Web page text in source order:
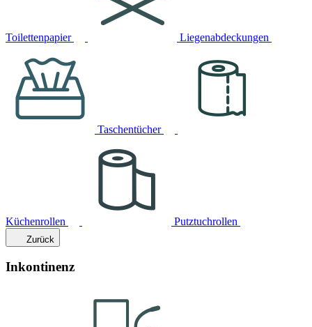
Toilettenpapier Liegenabdeckungen
Taschentücher
Küchenrollen Putztuchrollen
Zurück
Inkontinenz